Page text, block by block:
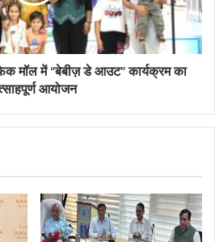
मॉल में “बेबीज़ डे आउट” कार्यक्रम का
आयोजन